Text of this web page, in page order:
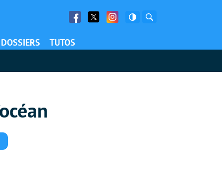
Facebook
Twitter Facebook
DOSSIERS TUTOS